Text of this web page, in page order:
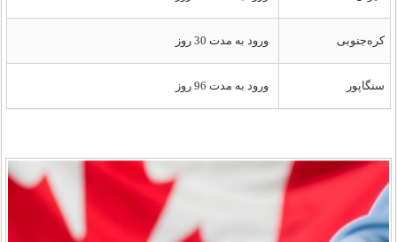
کره‌جنوبی ورود به مدت 30 روز
سنگاپور ورود به مدت 96 روز